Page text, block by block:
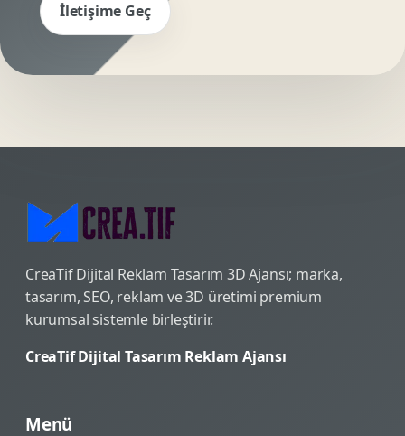
İletişime Geç
CreaTif Dijital Reklam Tasarım 3D Ajansı; marka,
tasarım, SEO, reklam ve 3D üretimi premium
kurumsal sistemle birleştirir.
CreaTif Dijital Tasarım Reklam Ajansı
Menü